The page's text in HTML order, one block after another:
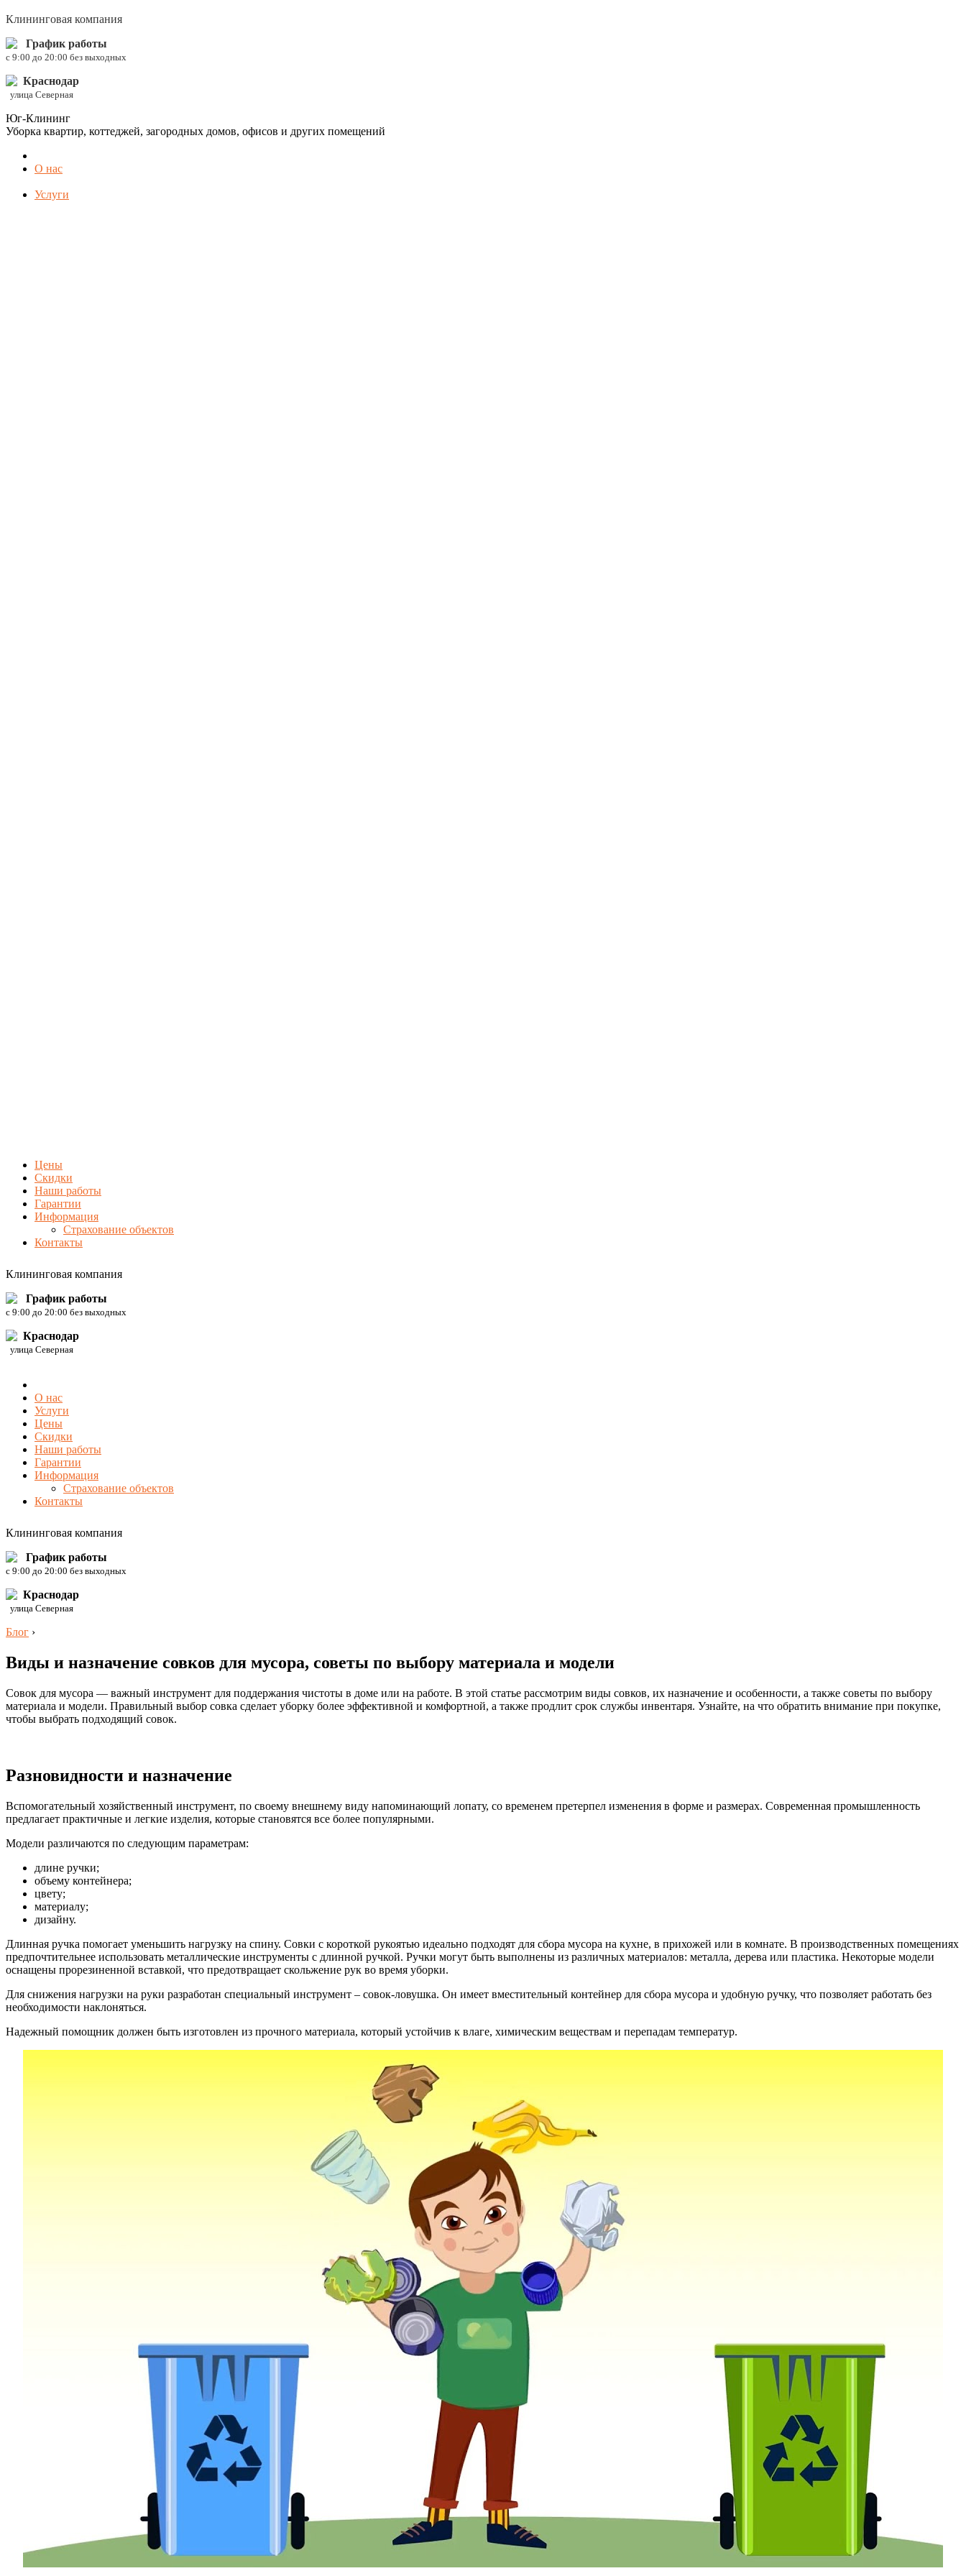
Клининговая компания
График работы
c 9:00 до 20:00 без выходных
Краснодар
улица Северная
Юг-Клининг
Уборка квартир, коттеджей, загородных домов, офисов и других помещений
О нас
Услуги
Цены
Скидки
Наши работы
Гарантии
Информация
Страхование объектов
Контакты
Клининговая компания
График работы
c 9:00 до 20:00 без выходных
Краснодар
улица Северная
О нас
Услуги
Цены
Скидки
Наши работы
Гарантии
Информация
Страхование объектов
Контакты
Клининговая компания
График работы
c 9:00 до 20:00 без выходных
Краснодар
улица Северная
Блог ›
Виды и назначение совков для мусора, советы по выбору материала и модели
Совок для мусора — важный инструмент для поддержания чистоты в доме или на работе. В этой статье рассмотрим виды совков, их назначение и особенности, а также советы по выбору
материала и модели. Правильный выбор совка сделает уборку более эффективной и комфортной, а также продлит срок службы инвентаря. Узнайте, на что обратить внимание при покупке,
чтобы выбрать подходящий совок.
Разновидности и назначение
Вспомогательный хозяйственный инструмент, по своему внешнему виду напоминающий лопату, со временем претерпел изменения в форме и размерах. Современная промышленность
предлагает практичные и легкие изделия, которые становятся все более популярными.
Модели различаются по следующим параметрам:
длине ручки;
объему контейнера;
цвету;
материалу;
дизайну.
Длинная ручка помогает уменьшить нагрузку на спину. Совки с короткой рукоятью идеально подходят для сбора мусора на кухне, в прихожей или в комнате. В производственных помещениях
предпочтительнее использовать металлические инструменты с длинной ручкой. Ручки могут быть выполнены из различных материалов: металла, дерева или пластика. Некоторые модели
оснащены прорезиненной вставкой, что предотвращает скольжение рук во время уборки.
Для снижения нагрузки на руки разработан специальный инструмент – совок-ловушка. Он имеет вместительный контейнер для сбора мусора и удобную ручку, что позволяет работать без
необходимости наклоняться.
Надежный помощник должен быть изготовлен из прочного материала, который устойчив к влаге, химическим веществам и перепадам температур.